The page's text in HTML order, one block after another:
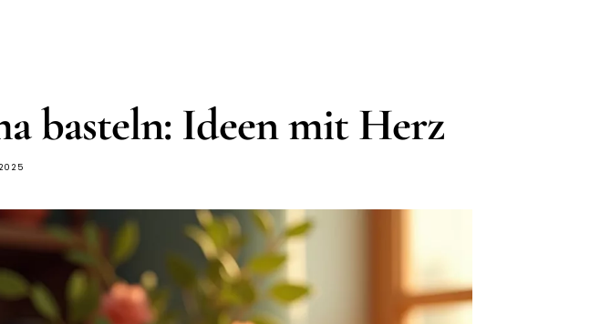
basteln: Ideen mit Herz